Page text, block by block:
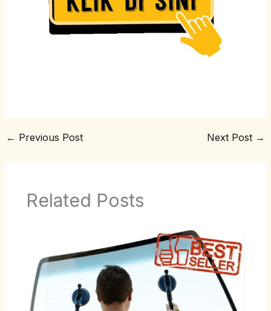
← Previous Post Next Post →
Related Posts